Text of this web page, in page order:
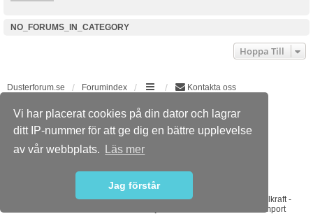
Vi har placerat cookies på din dator och lagrar
ditt IP-nummer för att ge dig en bättre upplevelse
av vår webbplats.
Läs mer
Jag förstår
NO_FORUMS_IN_CATEGORY
Hoppa Till
Dusterforum.se Forumindex Kontakta oss
Powered byphpBB® Forum Software © phpBB Limited
Swedish translation by phpBB Sweden © 2006-2015
created by INVENTEA & v12mike
PRIVACY_LINK TERMS_LINK
Sponsorer
-Bilradiohuset-DaciaMAG.com Dieselkraft-
Umeå Offraod & Import